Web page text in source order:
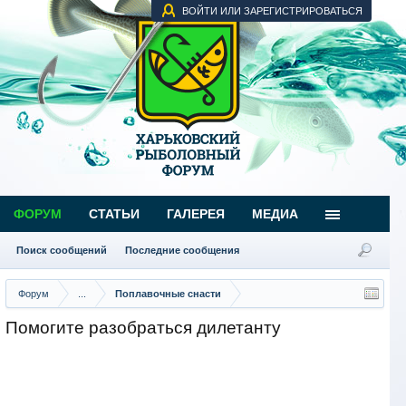
ВОЙТИ ИЛИ ЗАРЕГИСТРИРОВАТЬСЯ
Форум Поплавочные снасти
Помогите разобраться дилетанту
ФОРУМ
Поиск сообщений Последние сообщения
СТАТЬИ ГАЛЕРЕЯ МЕДИА